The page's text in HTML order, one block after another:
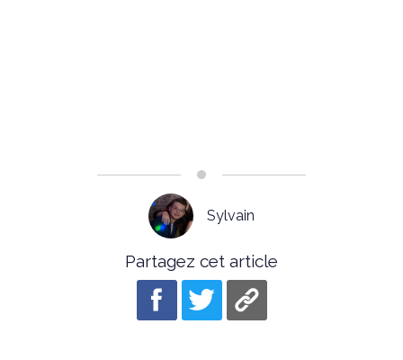
Sylvain
Partagez cet article